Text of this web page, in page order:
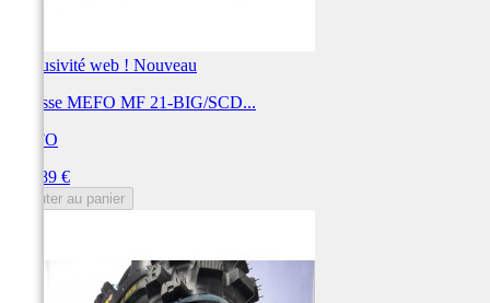
Exclusivité web ! Nouveau
Mousse MEFO MF 21-BIG/SCD...
MEFO
128,89 €
Ajouter au panier